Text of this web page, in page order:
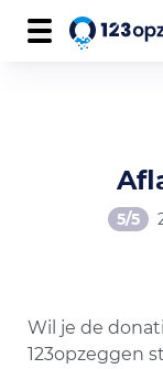
5/5
Wil je de
123opzeggen